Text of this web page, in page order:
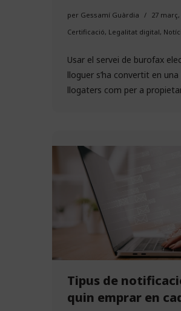
per Gessamí Guàrdia
27 març,
Certificació, Legalitat digital,
Usar el servei de burofax
lloguer s’ha convertit en
llogaters com per a
Tipus de
quin emprar en